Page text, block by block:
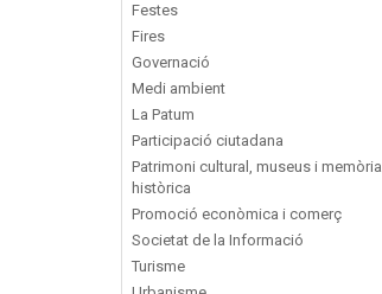
Festes
Fires
Governació
Medi ambient
La Patum
Participació ciutadana
Patrimoni cultural, museus i memòria
històrica
Promoció econòmica i comerç
Societat de la Informació
Turisme